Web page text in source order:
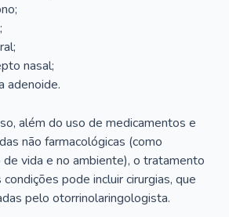
nasal;
adenoide.
além do uso de medicamentos e
não farmacológicas (como
vida e no ambiente), o tratamento
pode incluir cirurgias, que
pelo otorrinolaringologista.